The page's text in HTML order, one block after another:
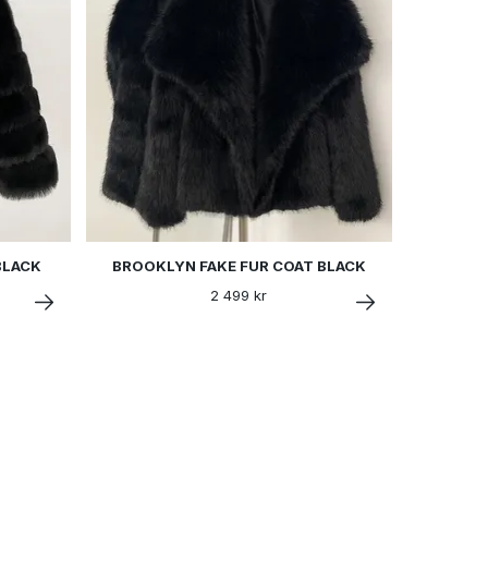
BROOKLYN FAKE FUR COAT BLACK
2 499 kr